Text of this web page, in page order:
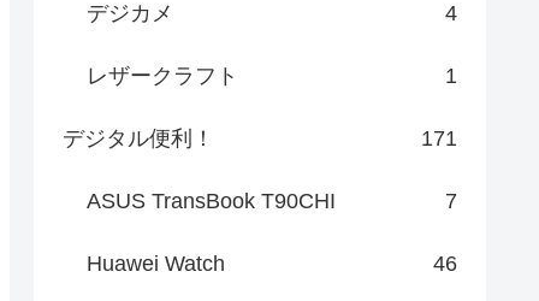
デジカメ 4
レザークラフト 1
デジタル便利！ 171
ASUS TransBook T90CHI 7
Huawei Watch 46